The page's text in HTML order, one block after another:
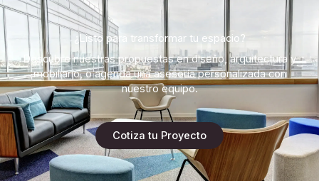
¿Listo para transformar tu espacio?
Descubre nuestras propuestas en diseño, arquitectura y
mobiliario, o agenda una asesoría personalizada con
nuestro equipo.
Cotiza tu Proyecto